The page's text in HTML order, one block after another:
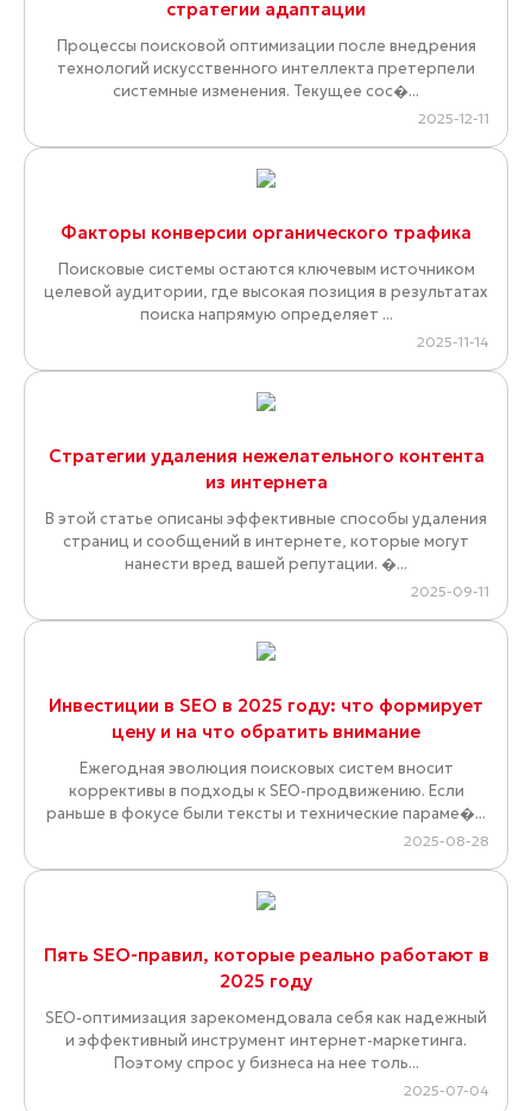
стратегии адаптации
Процессы поисковой оптимизации после внедрения
технологий искусственного интеллекта претерпели
системные изменения. Текущее сос�...
2025-12-11
Факторы конверсии органического трафика
Поисковые системы остаются ключевым источником
целевой аудитории, где высокая позиция в результатах
поиска напрямую определяет ...
2025-11-14
Стратегии удаления нежелательного контента
из интернета
В этой статье описаны эффективные способы удаления
страниц и сообщений в интернете, которые могут
нанести вред вашей репутации. �...
2025-09-11
Инвестиции в SEO в 2025 году: что формирует
цену и на что обратить внимание
Ежегодная эволюция поисковых систем вносит
коррективы в подходы к SEO-продвижению. Если
раньше в фокусе были тексты и технические параме�...
2025-08-28
Пять SEO-правил, которые реально работают в
2025 году
SEO-оптимизация зарекомендовала себя как надежный
и эффективный инструмент интернет-маркетинга.
Поэтому спрос у бизнеса на нее толь...
2025-07-04